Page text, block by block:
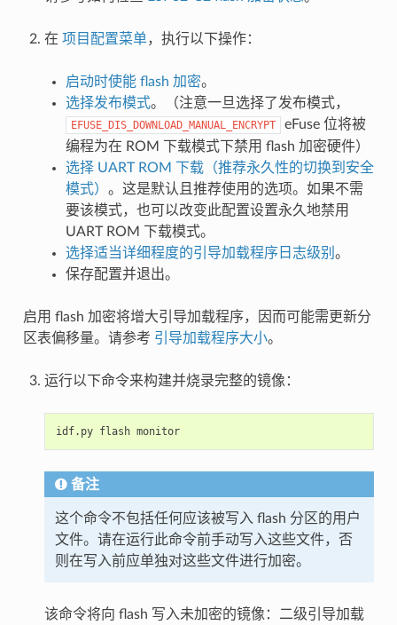
在 项目配置菜单，执行以下操作：
启动时使能 flash 加密。
选择发布模式。（注意一旦选择了发布模式，
EFUSE_DIS_DOWNLOAD_MANUAL_ENCRYPT
eFuse 位将被
编程为在 ROM 下载模式下禁用 flash 加密硬件）
选择 UART ROM 下载（推荐永久性的切换到安全
模式） 。这是默认且推荐使用的选项。如果不需
要该模式，也可以改变此配置设置永久地禁用
UART ROM 下载模式。
选择适当详细程度的引导加载程序日志级别 。
保存配置并退出。
启用 flash 加密将增大引导加载程序，因而可能需更新分
区表偏移量。请参考 引导加载程序大小。
运行以下命令来构建并烧录完整的镜像：
idf.py flash monitor
备注
这个命令不包括任何应该被写入 flash 分区的用户
文件。请在运行此命令前手动写入这些文件，否
则在写入前应单独对这些文件进行加密。
该命令将向 flash 写入未加密的镜像：二级引导加载